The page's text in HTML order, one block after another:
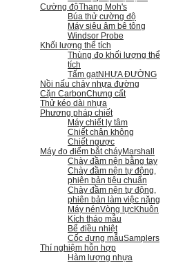
Cường độThang Moh's
Búa thử cường độ
Máy siêu âm bê tông
Windsor Probe
Khối lượng thể tích
Thùng đo khối lượng thể
tích
Tấm gạtNHỰA ĐƯỜNG
Nồi nấu chảy nhựa đường
Cặn CarbonChưng cất
Thử kéo dài nhựa
Phương pháp chiết
Máy chiết ly tâm
Chiết chân không
Chiết ngược
Máy đo điểm bắt cháyMarshall
Chày đầm nện bằng tay
Chày đầm nện tự động,
phiên bản tiêu chuẩn
Chày đầm nện tự động,
phiên bản làm việc nặng
Máy nénVòng lựcKhuôn
Kích tháo mẫu
Bể điều nhiệt
Cốc đựng mẫuSamplers
Thí nghiệm hỗn hợp
Hàm lượng nhựa